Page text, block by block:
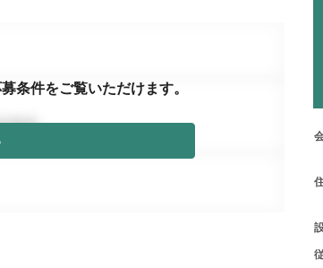
条件をご覧いただけます。